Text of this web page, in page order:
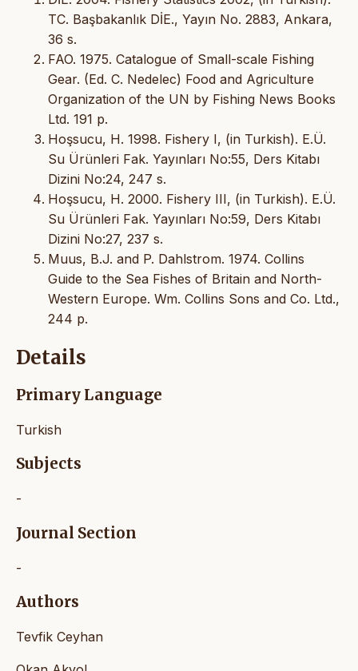
TC. Başbakanlık DİE., Yayın No. 2883, Ankara,
36 s.
FAO. 1975. Catalogue of Small-scale Fishing
Gear. (Ed. C. Nedelec) Food and Agriculture
Organization of the UN by Fishing News Books
Ltd. 191 p.
Hoşsucu, H. 1998. Fishery I, (in Turkish). E.Ü.
Su Ürünleri Fak. Yayınları No:55, Ders Kitabı
Dizini No:24, 247 s.
Hoşsucu, H. 2000. Fishery III, (in Turkish). E.Ü.
Su Ürünleri Fak. Yayınları No:59, Ders Kitabı
Dizini No:27, 237 s.
Muus, B.J. and P. Dahlstrom. 1974. Collins
Guide to the Sea Fishes of Britain and North-
Western Europe. Wm. Collins Sons and Co. Ltd.,
244 p.
Details
Primary Language
Turkish
Subjects
-
Journal Section
-
Authors
Tevfik Ceyhan